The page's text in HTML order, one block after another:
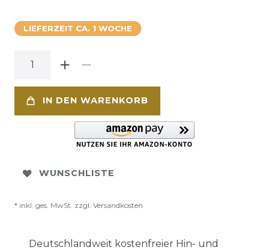
LIEFERZEIT CA. 1 WOCHE
IN DEN WARENKORB
WUNSCHLISTE
* inkl. ges. MwSt. zzgl. Versandkosten
Deutschlandweit kostenfreier Hin- und